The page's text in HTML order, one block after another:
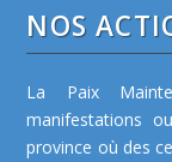
NOS
La Paix
manifestations
province où des